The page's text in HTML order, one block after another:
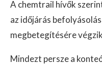
A chemtrail hívők
az időjárás
megbetegítésére
Mindezt persze a